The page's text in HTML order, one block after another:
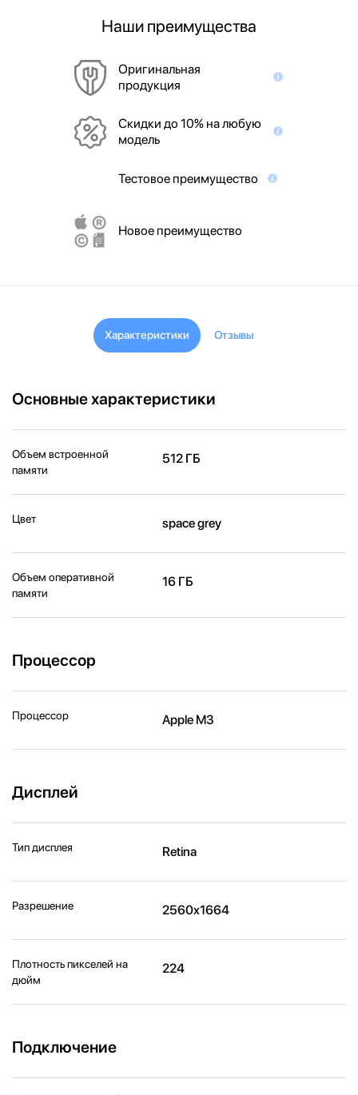
Наши преимущества
Оригинальная
продукция
Скидки до 10% на любую
модель
Тестовое преимущество
Новое преимущество
Характеристики Отзывы
Основные характеристики
Объем встроенной
памяти
512 ГБ
Цвет space grey
Объем оперативной
памяти
16 ГБ
Процессор
Процессор Apple M3
Дисплей
Тип дисплея Retina
Разрешение 2560x1664
Плотность пикселей на
дюйм
224
Подключение